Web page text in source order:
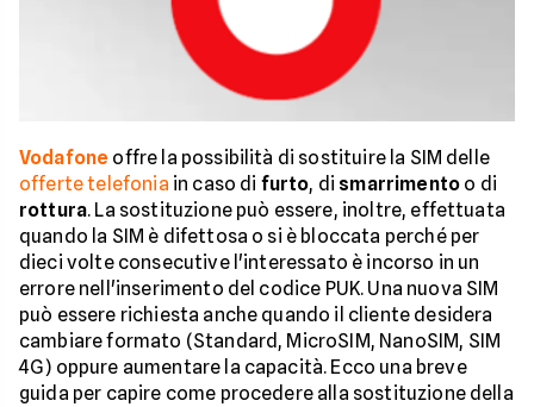
Vodafone offre la possibilità di sostituire la SIM delle
offerte telefonia in caso di furto, di smarrimento o di
rottura. La sostituzione può essere, inoltre, effettuata
quando la SIM è difettosa o si è bloccata perché per
dieci volte consecutive l'interessato è incorso in un
errore nell'inserimento del codice PUK. Una nuova SIM
può essere richiesta anche quando il cliente desidera
cambiare formato (Standard, MicroSIM, NanoSIM, SIM
4G) oppure aumentare la capacità. Ecco una breve
guida per capire come procedere alla sostituzione della